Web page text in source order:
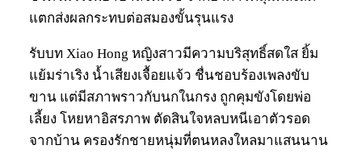
แตกส่งผลกระทบต่อสมองขั้นรุนแรง
รับบท Xiao Hong หญิงสาวมีความบริสุทธิ์สดใส ยิ้ม
แย้มร่าเริง น้ำเสียงเจื้อยแจ้ว ชื่นชอบร้องเพลงขับ
ขาน แต่มีสภาพราวกับนกในกรง ถูกคุมขังโดยพ่อ
เลี้ยง โหยหาอิสรภาพ ตัดสินใจหลบหนีเอาตัวรอด
จากบ้าน ครองรักชายหนุ่มที่ตนหลงใหลมาแสนนาน